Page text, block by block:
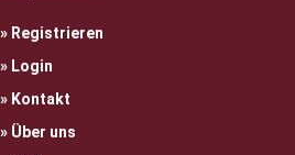
Registrieren
Login
Kontakt
Über uns